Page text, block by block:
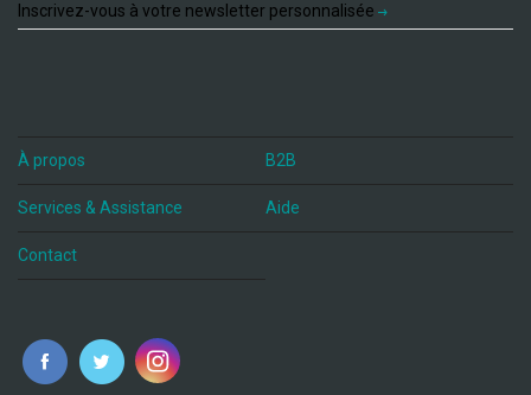
Inscrivez-vous à votre newsletter personnalisée
À propos B2B
Services & Assistance Aide
Contact
fr